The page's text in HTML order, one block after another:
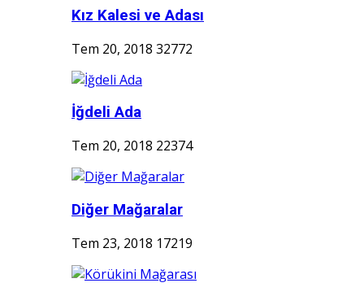
Kız Kalesi ve Adası
Tem 20, 2018 32772
İğdeli Ada
Tem 20, 2018 22374
Diğer Mağaralar
Tem 23, 2018 17219